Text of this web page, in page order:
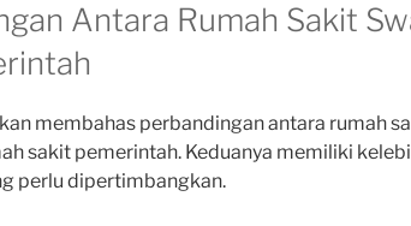
Antara Rumah Sakit
membahas perbandingan antara rumah
sakit pemerintah. Keduanya memiliki
perlu dipertimbangkan.